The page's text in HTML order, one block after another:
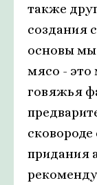
также
создания
основы мы
мясо -
говяжья
придания